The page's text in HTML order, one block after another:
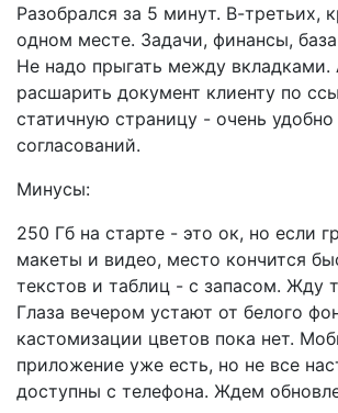
Разобрался за 5 минут. В-третьих,
одном месте. Задачи, финансы,
Не надо прыгать между
расшарить документ клиенту по
статичную страницу - очень
согласований.
Минусы:
250 Гб на старте - это ок, но если
макеты и видео, место кончится
текстов и таблиц - с запасом. Жду
Глаза вечером устают от белого
кастомизации цветов пока нет.
приложение уже есть, но не все
доступны с телефона. Ждем